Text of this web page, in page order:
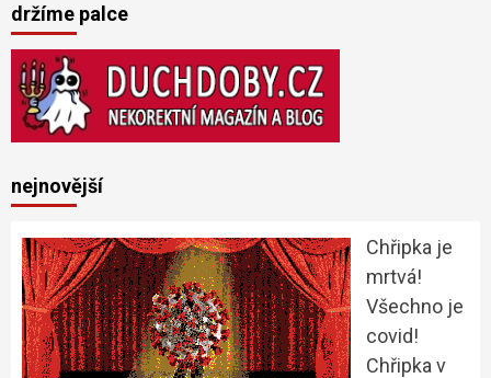
držíme palce
nejnovější
Chřipka je
mrtvá!
Všechno je
covid!
Chřipka v